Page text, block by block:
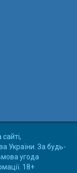
України. За будь-
угода
18+